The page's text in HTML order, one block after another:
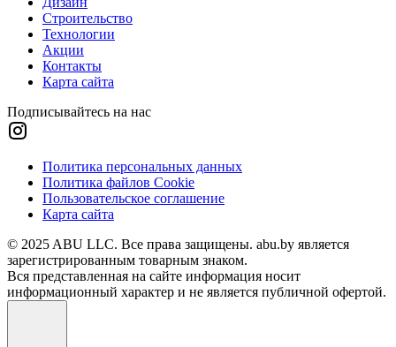
Строительство
Технологии
Акции
Контакты
Карта сайта
Подписывайтесь на нас
Политика персональных данных
Политика файлов Cookie
Пользовательское соглашение
Карта сайта
© 2025 ABU LLC. Все права защищены. abu.by является
зарегистрированным товарным знаком.
Вся представленная на сайте информация носит
информационный характер и не является публичной офертой.